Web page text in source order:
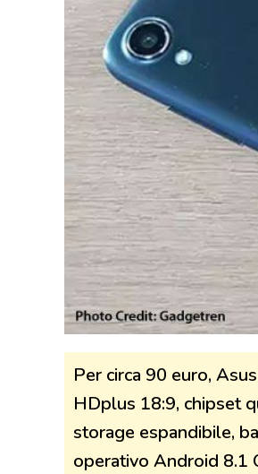
Per circa 90 euro,
HDplus 18:9, chipset
storage espandibile,
operativo Android 8.1